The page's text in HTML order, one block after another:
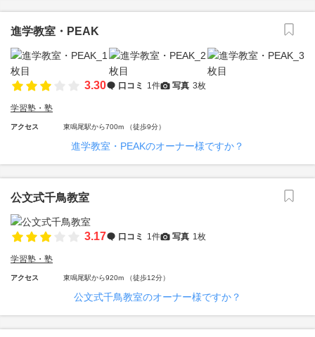
進学教室・PEAK
3.30 口コミ 1件 写真 3枚
学習塾・塾
アクセス 東鳴尾駅から700m （徒歩9分）
進学教室・PEAKのオーナー様ですか？
公文式千鳥教室
3.17 口コミ 1件 写真 1枚
学習塾・塾
アクセス 東鳴尾駅から920m （徒歩12分）
公文式千鳥教室のオーナー様ですか？